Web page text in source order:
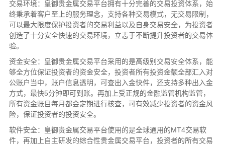
交易环境：皇御贵金属交易平台拥有十分完善的交易投资体系，始
终秉承着客户至上的服务理念，支持各种交易模式，无交易限制，
可以最大限度保护投资者的交易利益以及自身交易安全，为投资者
创造了十分安全快速的交易环境，立志于不断提升投资者的交易体
验。
资金安全：皇御贵金属交易平台采用的是高级别交易安全体系，能
够全方位保证投资者的资金安全，投资者所有投资金额全部汇入对
公账户当中，账户信息透明，可查出入金快件，还支持多种出入金
方式，最快5分钟即可到账。再加上受正规的金融监管机构监管，
所有资金账目每月都会定期进行核查，可有效减少投资者的资金风
险，保证投资者的投资安全。
软件安全：皇御贵金属交易平台使用的是全球通用的MT4交易软
件，再加上自主研发的综合性贵金属交易平台，投资者的所有交易